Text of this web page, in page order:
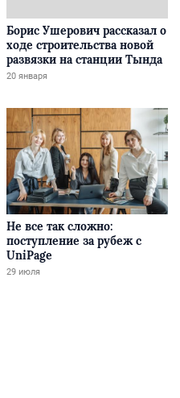
Борис Ушерович рассказал о
ходе строительства новой
развязки на станции Тында
20 января
Не все так сложно:
поступление за рубеж с
UniPage
29 июля